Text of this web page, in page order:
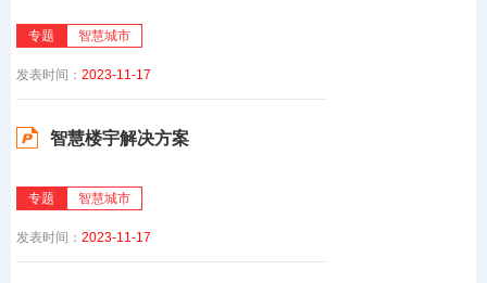
专题 智慧城市
发表时间： 2023-11-17
智慧楼宇解决方案
专题 智慧城市
发表时间： 2023-11-17